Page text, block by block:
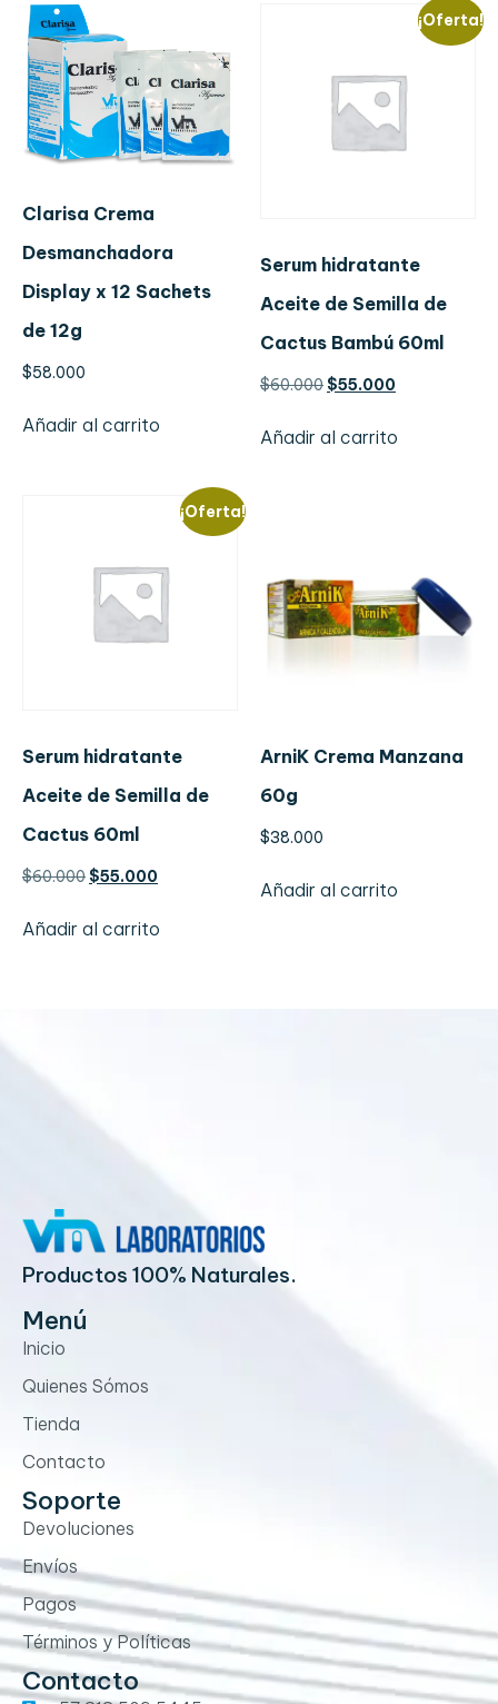
Clarisa Crema
Desmanchadora
Display x 12 Sachets
de 12g
$58.000
Añadir al carrito
¡Oferta!
Serum hidratante
Aceite de Semilla de
Cactus Bambú 60ml
$60.000 $55.000
Añadir al carrito
¡Oferta!
Serum hidratante
Aceite de Semilla de
Cactus 60ml
$60.000 $55.000
Añadir al carrito
ArniK Crema Manzana
60g
$38.000
Añadir al carrito
Productos 100% Naturales.
Menú
Inicio
Quienes Sómos
Tienda
Contacto
Soporte
Devoluciones
Envíos
Pagos
Términos y Políticas
Contacto